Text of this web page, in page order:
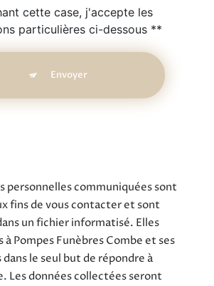
cette case, j'accepte les
particulières ci-dessous **
Envoyer
personnelles communiquées sont
fins de vous contacter et sont
un fichier informatisé. Elles
Pompes Funèbres Combe et ses
le seul but de répondre à
Les données collectées seront